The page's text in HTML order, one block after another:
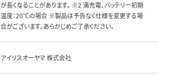
が長くなることがあります。 ※2 満充電、バッテリー初期
温度：20℃の場合 ※製品は予告なく仕様を変更する場
合がございます。あらかじめご了承ください。
アイリスオーヤマ 株式会社